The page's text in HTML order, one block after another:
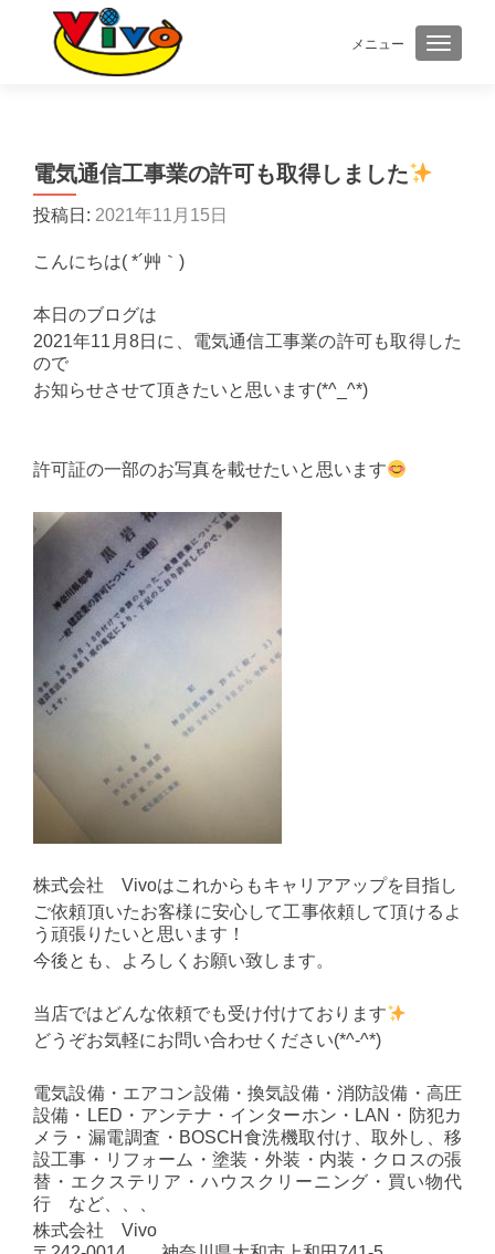
メニュー ナビゲ
電気通信工事業の許可も取得しました
投稿日: 2021年11月15日
こんにちは( *´艸｀)
本日のブログは
2021年11月8日に、電気通信工事業の許可も取得した
ので
お知らせさせて頂きたいと思います(*^_^*)
許可証の一部のお写真を載せたいと思います
株式会社 Vivoはこれからもキャリアアップを目指し
ご依頼頂いたお客様に安心して工事依頼して頂けるよ
う頑張りたいと思います！
今後とも、よろしくお願い致します。
当店ではどんな依頼でも受け付けております
どうぞお気軽にお問い合わせください(*^-^*)
電気設備・エアコン設備・換気設備・消防設備・高圧
設備・LED・アンテナ・インターホン・LAN・防犯カ
メラ・漏電調査・BOSCH食洗機取付け、取外し、移
設工事・リフォーム・塗装・外装・内装・クロスの張
替・エクステリア・ハウスクリーニング・買い物代
行 など、、、
株式会社 Vivo